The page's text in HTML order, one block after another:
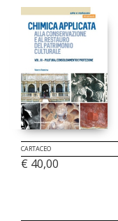
CARTACEO
€ 40,00